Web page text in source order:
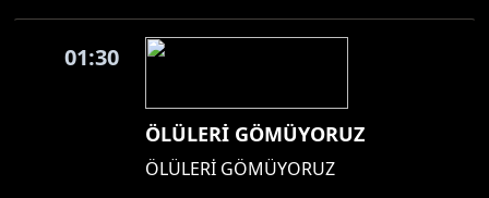
01:30
ÖLÜLERİ GÖMÜYORUZ
ÖLÜLERİ GÖMÜYORUZ